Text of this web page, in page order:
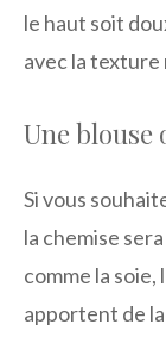
le haut soit
avec la texture
Une blouse
Si vous
la chemise
comme la soie,
apportent de